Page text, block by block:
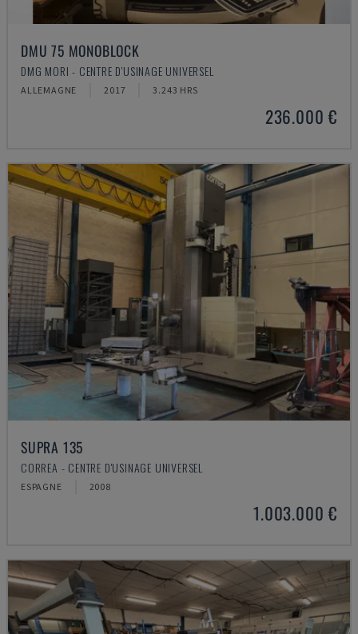
DMU 75 MONOBLOCK
DMG MORI - CENTRE D'USINAGE UNIVERSEL
ALLEMAGNE 2017 3.243 HRS
236.000 €
SUPRA 135
CORREA - CENTRE D'USINAGE UNIVERSEL
ESPAGNE 2008
1.003.000 €